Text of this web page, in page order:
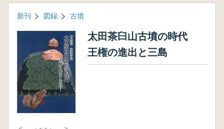
新刊 図録 古墳
太田茶臼山古墳の時代
王権の進出と三島